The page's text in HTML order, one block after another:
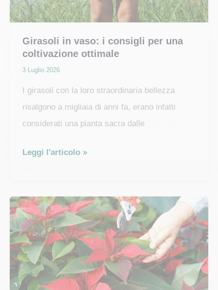
Girasoli in vaso: i consigli per una
coltivazione ottimale
3 Luglio 2026
I girasoli con la loro straordinaria bellezza
risalgono a migliaia di anni fa, erano infatti
considerati una pianta sacra dalle
Girasoli
i
consigli
per
una
coltivazione
ottimale
Leggi l'articolo »